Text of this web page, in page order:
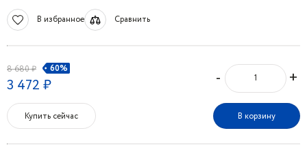
В избранное Сравнить
8 680 ₽ 60%
3 472 ₽ - +
Купить сейчас В корзину